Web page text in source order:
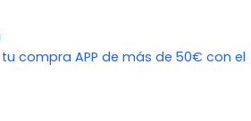
compra APP de más de 50€ con el